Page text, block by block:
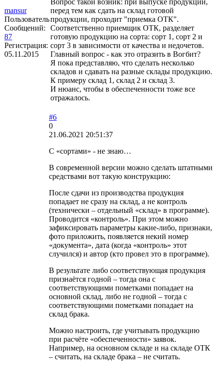
mansur
Пользователь
Сообщений:
87
Регистрация:
05.11.2015
перед тем как сдать на склад готовой
продукции, проходит "приемка ОТК".
Соответственно приемщик ОТК, разделяет
готовую продукцию на сорта: сорт 1, сорт 2 и
сорт 3 в зависимости от качества и недочетов.
Главный вопрос - как это отразить в Вогбит?
Я пока представляю, что сделать несколько
складов и сдавать на разные склады продукцию.
К примеру склад 1, склад 2 и склад 3.
И нюанс, чтобы в обеспеченности тоже все
отражалось.
#6
0
21.06.2021 20:51:37
С «сортами» - не знаю…
В современной версии можно сделать штатными
средствами вот такую конструкцию:
После сдачи из производства продукция
попадает не сразу на склад, а не контроль
(технически – отдельный «склад» в программе).
Проводится «контроль». При этом можно
зафиксировать параметры какие-либо, признаки,
фото приложить, появляется некий номер
«документа», дата (когда «контроль» этот
случился) и автор (кто провел это в программе).
В результате либо соответствующая продукция
признаётся годной – тогда она с
соответствующими пометками попадает на
основной склад, либо не годной – тогда с
соответствующими пометками попадает на
склад брака.
Можно настроить, где учитывать продукцию
при расчёте «обеспеченности» заявок.
Например, на основном складе и на складе ОТК
– считать, на складе брака – не считать.